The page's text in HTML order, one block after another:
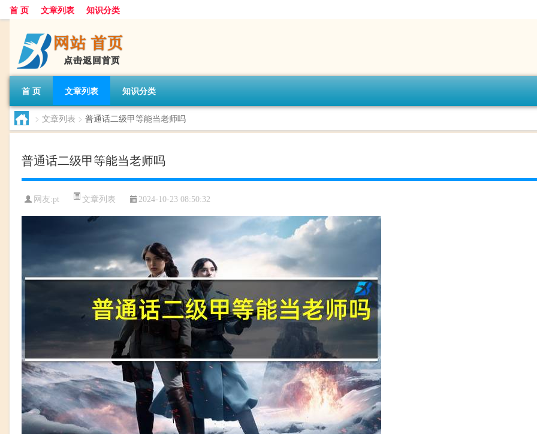
首 页 文章列表 知识分类
首 页 文章列表 知识分类
> 文章列表 > 普通话二级甲等能当老师吗
普通话二级甲等能当老师吗
网友:pt 文章列表 2024-10-23 08:50:32